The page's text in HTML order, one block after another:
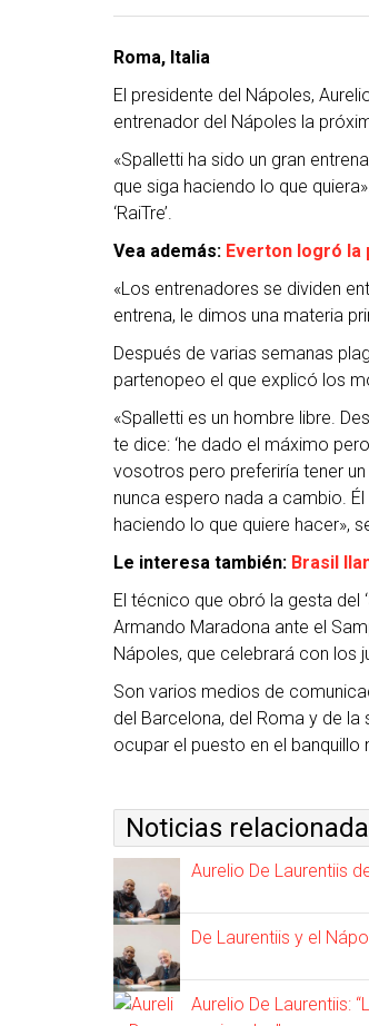
Roma, Italia
El presidente del Nápoles,
entrenador del Nápoles la
«Spalletti ha sido un gran
que siga haciendo lo que
‘RaiTre’.
Vea además: Everton logró la
«Los entrenadores se dividen
entrena, le dimos una materia
Después de varias semanas
partenopeo el que explicó los
«Spalletti es un hombre libre.
te dice: ‘he dado el máximo
vosotros pero preferiría tener
nunca espero nada a cambio.
haciendo lo que quiere hacer»,
Le interesa también: Brasil
El técnico que obró la gesta del
Armando Maradona ante el
Nápoles, que celebrará con los
Son varios medios de
del Barcelona, del Roma y de
ocupar el puesto en el banquillo
Noticias
Aurelio De Laurentiis
De Laurentiis y el
Aurelio De Laurentiis: